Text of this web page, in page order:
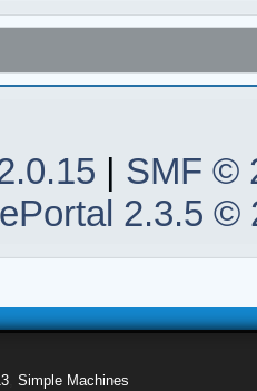
| SMF ©
2.3.5 ©
Simple Machines